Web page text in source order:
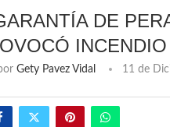
DE
Gety Pavez Vidal 11 de